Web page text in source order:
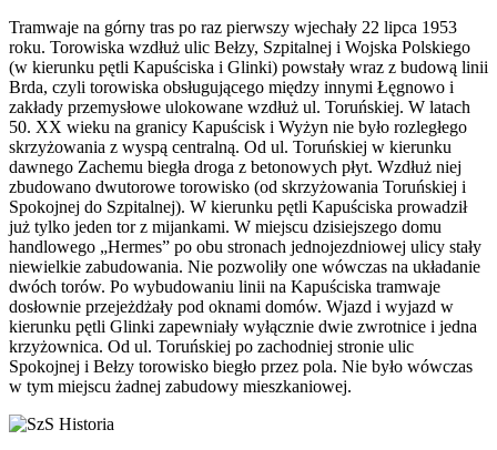
Tramwaje na górny tras po raz pierwszy wjechały 22 lipca 1953
roku. Torowiska wzdłuż ulic Bełzy, Szpitalnej i Wojska Polskiego
(w kierunku pętli Kapuściska i Glinki) powstały wraz z budową linii
Brda, czyli torowiska obsługującego między innymi Łęgnowo i
zakłady przemysłowe ulokowane wzdłuż ul. Toruńskiej. W latach
50. XX wieku na granicy Kapuścisk i Wyżyn nie było rozległego
skrzyżowania z wyspą centralną. Od ul. Toruńskiej w kierunku
dawnego Zachemu biegła droga z betonowych płyt. Wzdłuż niej
zbudowano dwutorowe torowisko (od skrzyżowania Toruńskiej i
Spokojnej do Szpitalnej). W kierunku pętli Kapuściska prowadził
już tylko jeden tor z mijankami. W miejscu dzisiejszego domu
handlowego „Hermes” po obu stronach jednojezdniowej ulicy stały
niewielkie zabudowania. Nie pozwoliły one wówczas na układanie
dwóch torów. Po wybudowaniu linii na Kapuściska tramwaje
dosłownie przejeżdżały pod oknami domów. Wjazd i wyjazd w
kierunku pętli Glinki zapewniały wyłącznie dwie zwrotnice i jedna
krzyżownica. Od ul. Toruńskiej po zachodniej stronie ulic
Spokojnej i Bełzy torowisko biegło przez pola. Nie było wówczas
w tym miejscu żadnej zabudowy mieszkaniowej.